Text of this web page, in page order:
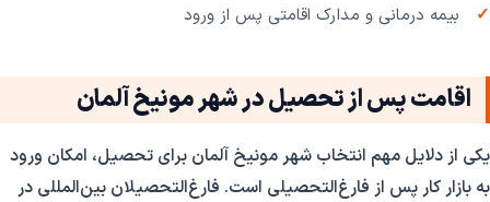
بیمه درمانی و مدارک اقامتی پس از ورود
اقامت پس از تحصیل در شهر مونیخ آلمان
یکی از دلایل مهم انتخاب شهر مونیخ آلمان برای تحصیل، امکان ورود
به بازار کار پس از فارغ‌التحصیلی است. فارغ‌التحصیلان بین‌المللی در